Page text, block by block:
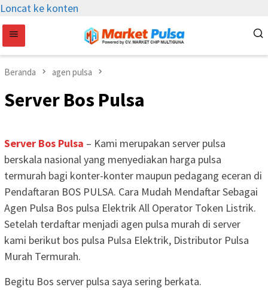
Loncat ke konten
Beranda agen pulsa
Server Bos Pulsa
Server Bos Pulsa – Kami merupakan server pulsa
berskala nasional yang menyediakan harga pulsa
termurah bagi konter-konter maupun pedagang eceran di
Pendaftaran BOS PULSA. Cara Mudah Mendaftar Sebagai
Agen Pulsa Bos pulsa Elektrik All Operator Token Listrik.
Setelah terdaftar menjadi agen pulsa murah di server
kami berikut bos pulsa Pulsa Elektrik, Distributor Pulsa
Murah Termurah.
Begitu Bos server pulsa saya sering berkata.